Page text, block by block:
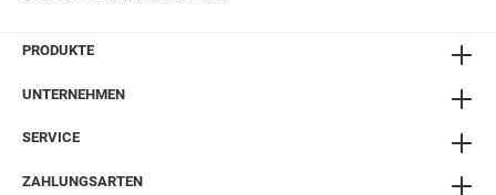
PRODUKTE
UNTERNEHMEN
SERVICE
ZAHLUNGSARTEN